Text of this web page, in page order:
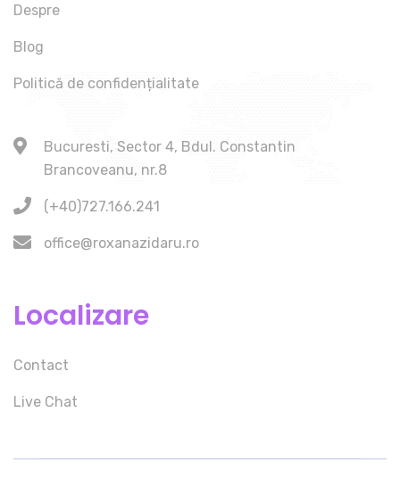
Despre
Blog
Politică de confidențialitate
Bucuresti, Sector 4, Bdul. Constantin
Brancoveanu, nr.8
(+40)727.166.241
office@roxanazidaru.ro
Localizare
Contact
Live Chat